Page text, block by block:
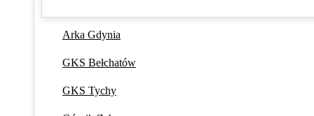
Arka Gdynia
GKS Bełchatów
GKS Tychy